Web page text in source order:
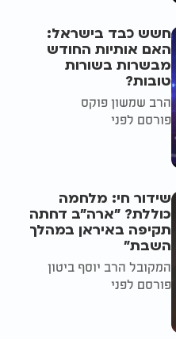
חשש כבד בישראל:
האם אותיות החודש
מבשרות בשורות
טובות?
הרב שמשון פוקס
פורסם לפני
שידור חי: מלחמה
כוללת? ״ארה"ב דחתה
תקיפה באיראן במהלך
השבת״
המקובל הרב יוסף ביטון
פורסם לפני